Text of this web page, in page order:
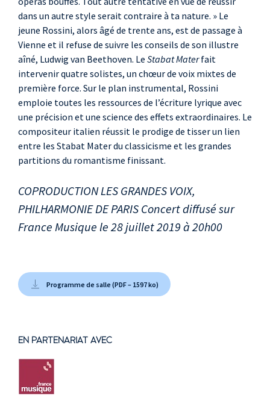
dans un autre style serait contraire à ta nature. » Le
jeune Rossini, alors âgé de trente ans, est de passage à
Vienne et il refuse de suivre les conseils de son illustre
aîné, Ludwig van Beethoven. Le Stabat Materfait
intervenir quatre solistes, un chœur de voix mixtes de
première force. Sur le plan instrumental, Rossini
emploie toutes les ressources de l’écriture lyrique avec
une précision et une science des effets extraordinaires. Le
compositeur italien réussit le prodige de tisser un lien
entre les Stabat Mater du classicisme et les grandes
partitions du romantisme finissant.
COPRODUCTION LES GRANDES VOIX,
PHILHARMONIE DE PARIS Concert diffusé sur
France Musique le 28 juillet 2019 à 20h00
Programme de salle (PDF – 1597 ko)
EN PARTENARIAT AVEC